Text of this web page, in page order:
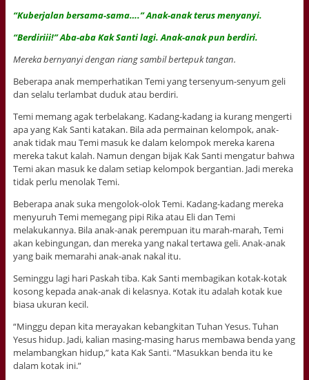
“Kuberjalan bersama-sama….” Anak-anak terus menyanyi.
“Berdiriii!” Aba-aba Kak Santi lagi. Anak-anak pun berdiri.
Mereka bernyanyi dengan riang sambil bertepuk tangan.
Beberapa anak memperhatikan Temi yang tersenyum-senyum geli
dan selalu terlambat duduk atau berdiri.
Temi memang agak terbelakang. Kadang-kadang ia kurang mengerti
apa yang Kak Santi katakan. Bila ada permainan kelompok, anak-
anak tidak mau Temi masuk ke dalam kelompok mereka karena
mereka takut kalah. Namun dengan bijak Kak Santi mengatur bahwa
Temi akan masuk ke dalam setiap kelompok bergantian. Jadi mereka
tidak perlu menolak Temi.
Beberapa anak suka mengolok-olok Temi. Kadang-kadang mereka
menyuruh Temi memegang pipi Rika atau Eli dan Temi
melakukannya. Bila anak-anak perempuan itu marah-marah, Temi
akan kebingungan, dan mereka yang nakal tertawa geli. Anak-anak
yang baik memarahi anak-anak nakal itu.
Seminggu lagi hari Paskah tiba. Kak Santi membagikan kotak-kotak
kosong kepada anak-anak di kelasnya. Kotak itu adalah kotak kue
biasa ukuran kecil.
“Minggu depan kita merayakan kebangkitan Tuhan Yesus. Tuhan
Yesus hidup. Jadi, kalian masing-masing harus membawa benda yang
melambangkan hidup,” kata Kak Santi. “Masukkan benda itu ke
dalam kotak ini.”